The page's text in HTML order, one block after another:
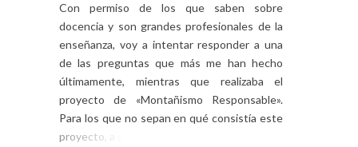
Con permiso de los que saben sobre
docencia y son grandes profesionales de la
enseñanza, voy a intentar responder a una
de las preguntas que más me han hecho
últimamente, mientras que realizaba el
proyecto de «Montañismo Responsable».
Para los que no sepan en qué consistía este
proyecto, a grandes